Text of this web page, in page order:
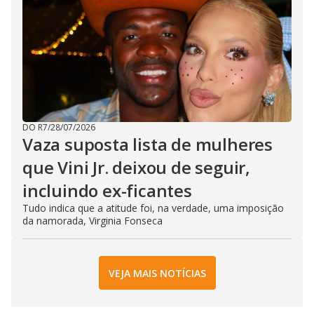
DO R7/28/07/2026
Vaza suposta lista de mulheres
que Vini Jr. deixou de seguir,
incluindo ex-ficantes
Tudo indica que a atitude foi, na verdade, uma imposição
da namorada, Virginia Fonseca
VEJA MAIS NOTÍCIAS